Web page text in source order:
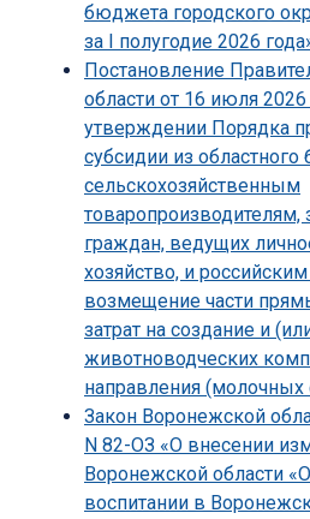
бюджета городского
за I полугодие 2026
Постановление
области от 16 июля 2026
утверждении Порядка
субсидии из
сельскохозяйственным
граждан, ведущих
хозяйство, и
возмещение части
затрат на создание и
животноводческих
направления
Закон Воронежской
N 82-ОЗ «О внесении
Воронежской области
воспитании в